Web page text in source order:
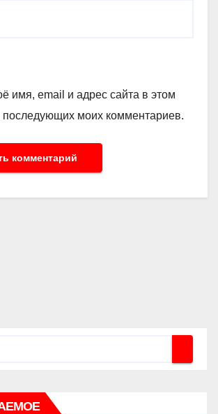
имя, email и адрес сайта в этом
последующих моих комментариев.